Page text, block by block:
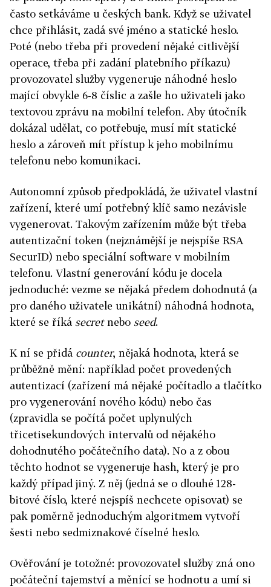
často setkáváme u českých bank. Když se uživatel
chce přihlásit, zadá své jméno a statické heslo.
Poté (nebo třeba při provedení nějaké citlivější
operace, třeba při zadání platebního příkazu)
provozovatel služby vygeneruje náhodné heslo
mající obvykle 6-8 číslic a zašle ho uživateli jako
textovou zprávu na mobilní telefon. Aby útočník
dokázal udělat, co potřebuje, musí mít statické
heslo a zároveň mít přístup k jeho mobilnímu
telefonu nebo komunikaci.
Autonomní způsob předpokládá, že uživatel vlastní
zařízení, které umí potřebný klíč samo nezávisle
vygenerovat. Takovým zařízením může být třeba
autentizační token (nejznámější je nejspíše RSA
SecurID) nebo speciální software v mobilním
telefonu. Vlastní generování kódu je docela
jednoduché: vezme se nějaká předem dohodnutá (a
pro daného uživatele unikátní) náhodná hodnota,
které se říká secretnebo seed.
K ní se přidá counter, nějaká hodnota, která se
průběžně mění: například počet provedených
autentizací (zařízení má nějaké počítadlo a tlačítko
pro vygenerování nového kódu) nebo čas
(zpravidla se počítá počet uplynulých
třicetisekundových intervalů od nějakého
dohodnutého počátečního data). No a z obou
těchto hodnot se vygeneruje hash, který je pro
každý případ jiný. Z něj (jedná se o dlouhé 128-
bitové číslo, které nejspíš nechcete opisovat) se
pak poměrně jednoduchým algoritmem vytvoří
šesti nebo sedmiznakové číselné heslo.
Ověřování je totožné: provozovatel služby zná ono
počáteční tajemství a měnící se hodnotu a umí si